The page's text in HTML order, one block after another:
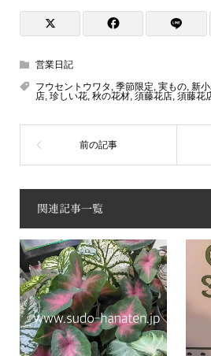
営業日記
フウセントウワタ , 季節限定, 実もの, 新
店, 珍しい花, 秋の花材, 須藤花店, 須藤花
関連記事一覧